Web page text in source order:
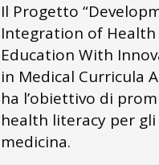
Il Progetto
Integration of Health
Education With
in Medical Curricula
ha l’obiettivo di
health literacy per
medicina.